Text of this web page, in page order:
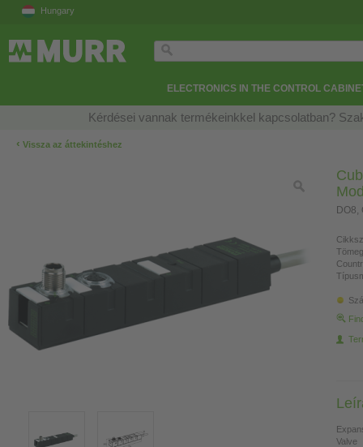
Hungary
ELECTRONICS IN THE CONTROL
Kérdései vannak termékeinkkel kapcsolatban?
‹ Vissza az áttekintéshez
DO8,
Valve